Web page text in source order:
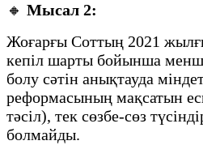
🔸 Мысал 2:
Жоғарғы Соттың 2021
кепіл шарты бойынша
болу сәтін анықтауда
реформасының мақсатын
тәсіл), тек сөзбе-сөз
болмайды.